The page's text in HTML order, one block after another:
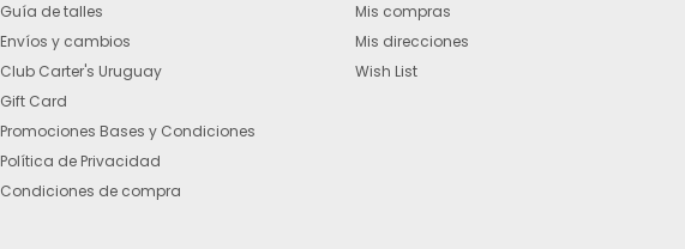
Guía de talles
Envíos y cambios
Club Carter's Uruguay
Gift Card
Promociones Bases y Condiciones
Política de Privacidad
Condiciones de compra
Mis compras
Mis direcciones
Wish List